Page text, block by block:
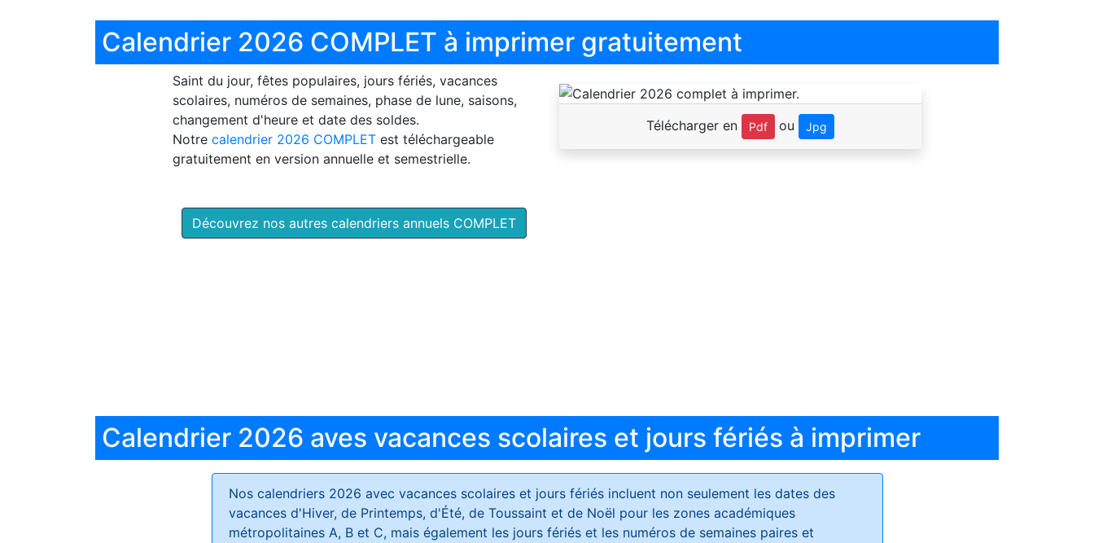
Calendrier 2026 COMPLET à imprimer gratuitement
Saint du jour, fêtes populaires, jours fériés, vacances
scolaires, numéros de semaines, phase de lune, saisons,
changement d'heure et date des soldes.
Notre calendrier 2026 COMPLET est téléchargeable
gratuitement en version annuelle et semestrielle.
Découvrez nos autres calendriers annuels COMPLET
Télécharger en Pdf ou Jpg
Calendrier 2026 aves vacances scolaires et jours fériés à imprimer
Nos calendriers 2026 avec vacances scolaires et jours fériésincluent non seulement les dates des
vacances d'Hiver, de Printemps, d'Été, de Toussaint et de Noël pour les zones académiques
métropolitaines A, B et C, mais également les jours fériés et les numéros de semaines paires et